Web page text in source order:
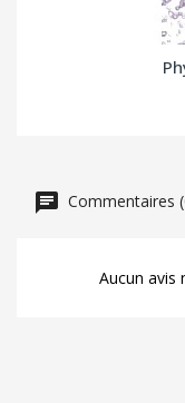
Commentaires
Aucun avis